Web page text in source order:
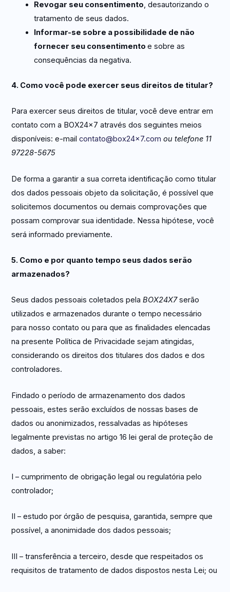
Revogar seu consentimento, desautorizando o
tratamento de seus dados.
Informar-se sobre a possibilidade de não
fornecer seu consentimentoe sobre as
consequências da negativa.
4. Como você pode exercer seus direitos de titular?
Para exercer seus direitos de titular, você deve entrar em
contato com a BOX24x7 através dos seguintes meios
disponíveis: e-mailcontato@box24x7.com ou telefone 11
97228-5675
De forma a garantir a sua correta identificação como titular
dos dados pessoais objeto da solicitação, é possível que
solicitemos documentos ou demais comprovações que
possam comprovar sua identidade. Nessa hipótese, você
será informado previamente.
5. Como e por quanto tempo seus dados serão
armazenados?
Seus dados pessoais coletados pelaBOX24X7serão
utilizados e armazenados durante o tempo necessário
para nosso contato ou para que as finalidades elencadas
na presente Política de Privacidade sejam atingidas,
considerando os direitos dos titulares dos dados e dos
controladores.
Findado o período de armazenamento dos dados
pessoais, estes serão excluídos de nossas bases de
dados ou anonimizados, ressalvadas as hipóteses
legalmente previstas no artigo 16 lei geral de proteção de
dados, a saber:
I – cumprimento de obrigação legal ou regulatória pelo
controlador;
II – estudo por órgão de pesquisa, garantida, sempre que
possível, a anonimidade dos dados pessoais;
III – transferência a terceiro, desde que respeitados os
requisitos de tratamento de dados dispostos nesta Lei; ou